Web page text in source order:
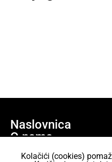
Naslovnica
O nama
Učlani se
Kolačići (cookies)